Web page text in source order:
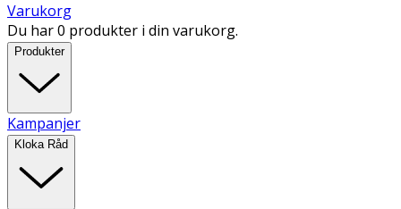
Varukorg
Du har 0 produkter i din varukorg.
Produkter
Kampanjer
Kloka Råd